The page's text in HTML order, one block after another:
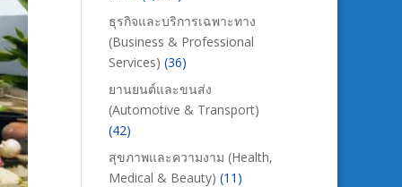
ธุรกิจและบริการเฉพาะทาง
(Business & Professional
Services) (36)
ยานยนต์และขนส่ง
(Automotive & Transport)
(42)
สุขภาพและความงาม (Health,
Medical & Beauty) (11)